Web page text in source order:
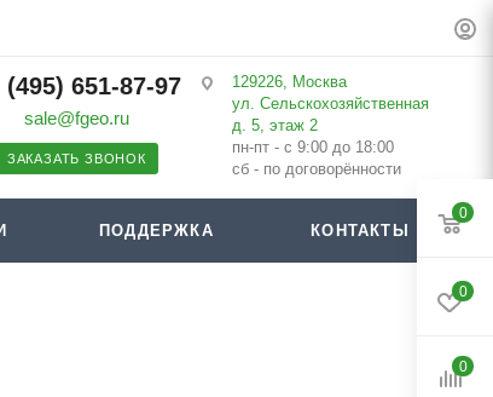
(495) 651-87-97
sale@fgeo.ru
ЗАКАЗАТЬ ЗВОНОК
129226, Москва
ул. Сельскохозяйственная
д. 5, этаж 2
пн-пт - с 9:00 до 18:00
сб - по договорённости
ПОДДЕРЖКА КОНТАКТЫ
0
0
0